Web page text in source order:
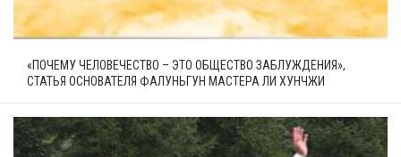
«ПОЧЕМУ ЧЕЛОВЕЧЕСТВО – ЭТО ОБЩЕСТВО ЗАБЛУЖДЕНИЯ»,
СТАТЬЯ ОСНОВАТЕЛЯ ФАЛУНЬГУН МАСТЕРА ЛИ ХУНЧЖИ